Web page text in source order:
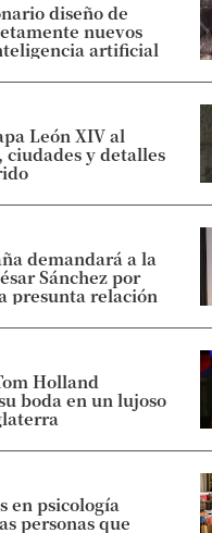
diseño de
nuevos
artificial
León XIV al
ciudades y detalles
demandará a la
Sánchez por
presunta relación
Holland
boda en un lujoso
en psicología
personas que